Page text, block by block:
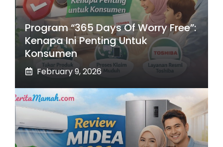
Program “365 Days Of Worry Free”:
Kenapa Ini Penting Untuk
Konsumen
February 9, 2026